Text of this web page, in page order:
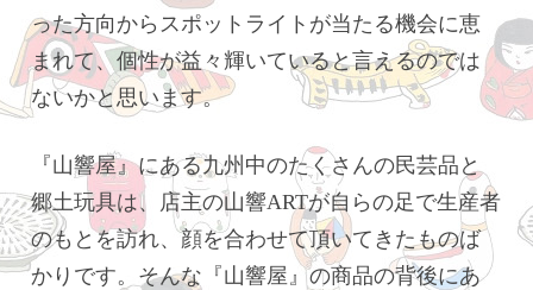
った方向からスポットライトが当たる機会に恵
まれて、個性が益々輝いていると言えるのでは
ないかと思います。
『山響屋』にある九州中のたくさんの民芸品と
郷土玩具は、店主の山響ARTが自らの足で生産者
のもとを訪れ、顔を合わせて頂いてきたものば
かりです。そんな『山響屋』の商品の背後にあ